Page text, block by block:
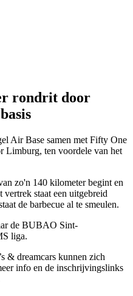
rondrit door
Air Base samen met Fifty One
Limburg, ten voordele van het
zo'n 140 kilometer begint en
staat een uitgebreid
de barbecue al te smeulen.
de BUBAO Sint-
liga.
& dreamcars kunnen zich
info en de inschrijvingslinks